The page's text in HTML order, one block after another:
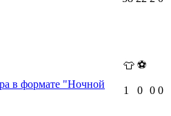
👕 ⚽
в формате "Ночной
1 0 0 0